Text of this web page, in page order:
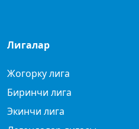
Лигалар
Жогорку лига
Биринчи лига
Экинчи лига